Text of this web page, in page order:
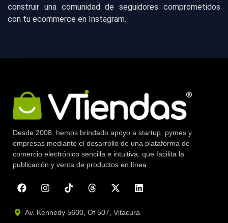
construir una comunidad de seguidores comprometidos
con tu ecommerce en Instagram.
Desde 2008, hemos brindado apoyo a startup, pymes y
empresas mediante el desarrollo de una plataforma de
comercio electrónico sencilla e intuitiva, que facilita la
publicación y venta de productos en línea.
Av. Kennedy 5600, Of 507, Vitacura